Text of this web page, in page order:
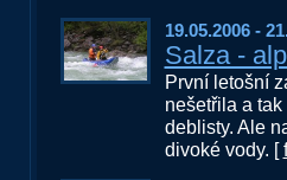
19.05.2006 -
Salza -
První letošní
nešetřila a
deblisty. Ale
divoké vody. [